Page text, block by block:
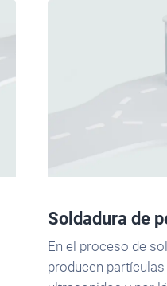
Soldadura de
En el proceso de
producen